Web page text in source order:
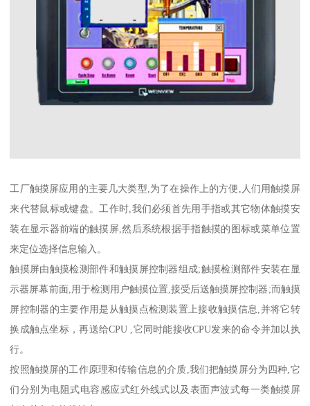
工厂触摸屏应用的主要几大类型,为了在操作上的方便,人们用触摸屏
来代替鼠标或键盘。工作时,我们必须首先用手指或其它物体触摸安
装在显示器前端的触摸屏,然后系统根据手指触摸的图标或菜单位置
来定位选择信息输入。
触摸屏由触摸检测部件和触摸屏控制器组成;触摸检测部件安装在显
示器屏幕前面,用于检测用户触摸位置,接受后送触摸屏控制器;而触摸
屏控制器的主要作用是从触摸点检测装置上接收触摸信息,并将它转
换成触点坐标，再送给CPU ,它同时能接收CPU发来的命令并加以执
行。
按照触摸屏的工作原理和传输信息的介质,我们把触摸屏分为四种,它
们分别为电阻式电容感应式红外线式以及表面声波式每一类触摸屏